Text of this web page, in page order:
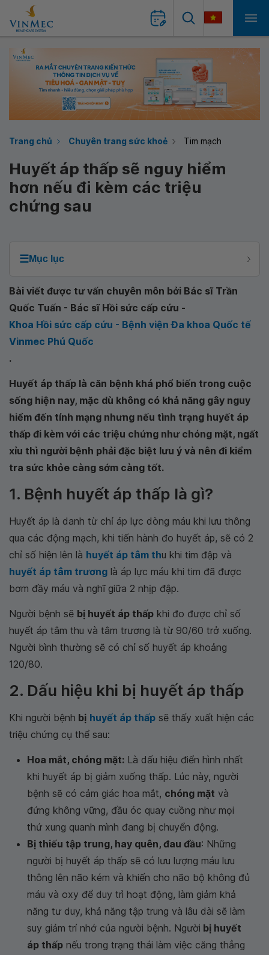
Trang chủ Chuyên trang sức khoẻ Tim mạch
Huyết áp thấp sẽ nguy hiểm
hơn nếu đi kèm các triệu
chứng sau
☰Mục lục
Bài viết được tư vấn chuyên môn bởi Bác sĩ Trần
Quốc Tuấn - Bác sĩ Hồi sức cấp cứu -
Khoa Hồi sức cấp cứu - Bệnh viện Đa khoa Quốc tế
Vinmec Phú Quốc
.
Huyết áp thấp là căn bệnh khá phổ biến trong cuộc
sống hiện nay, mặc dù không có khả năng gây nguy
hiểm đến tính mạng nhưng nếu tình trạng huyết áp
thấp đi kèm với các triệu chứng như chóng mặt, ngất
xỉu thì người bệnh phải đặc biệt lưu ý và nên đi kiểm
tra sức khỏe càng sớm càng tốt.
1. Bệnh huyết áp thấp là gì?
Huyết áp là danh từ chỉ áp lực dòng máu khi lưu thông
qua các động mạch, khi tiến hành đo huyết áp, sẽ có 2
chỉ số hiện lên là huyết áp tâm thu khi tim đập và
huyết áp tâm trương là áp lực máu khi tim đã được
bơm đầy máu và nghĩ giữa 2 nhịp đập.
Người bệnh sẽ bị huyết áp thấp khi đo được chỉ số
huyết áp tâm thu và tâm trương là từ 90/60 trở xuống.
Người bình thường sẽ có chỉ số huyết áp khoảng
120/80.
2. Dấu hiệu khi bị huyết áp thấp
Khi người bệnh bị huyết áp thấp sẽ thấy xuất hiện các
triệu chứng cụ thể sau:
Hoa mắt, chóng mặt: Là dấu hiệu điển hình nhất
khi huyết áp bị giảm xuống thấp. Lúc này, người
bệnh sẽ có cảm giác hoa mắt, chóng mặt và
đứng không vững, đầu óc quay cuồng như mọi
thứ xung quanh mình đang bị chuyển động.
Bị thiếu tập trung, hay quên, đau đầu: Những
người bị huyết áp thấp sẽ có lưu lượng máu lưu
thông lên não kém và khiến cho não bộ không đủ
máu và oxy để duy trì hoạt động, làm giảm khả
năng tư duy, khả năng tập trung và lâu dài sẽ làm
suy giảm trí nhớ của người bệnh. Người bị huyết
áp thấp nếu trong trạng thái làm việc căng thẳng